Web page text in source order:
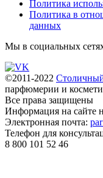
Политика
Политика в
данных
Мы в социальных
©2011-2022
парфюмерии и
Все права защищены
Информация на сайте
Электронная почта:
Телефон для
8 800 101 52 46